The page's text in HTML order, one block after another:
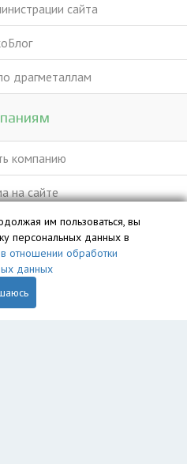
сайта
драгметаллам
компанию
на сайте
является интеллектуальной
и охраняется законом.
им пользоваться, вы
персональных данных в
отношении обработки
данных